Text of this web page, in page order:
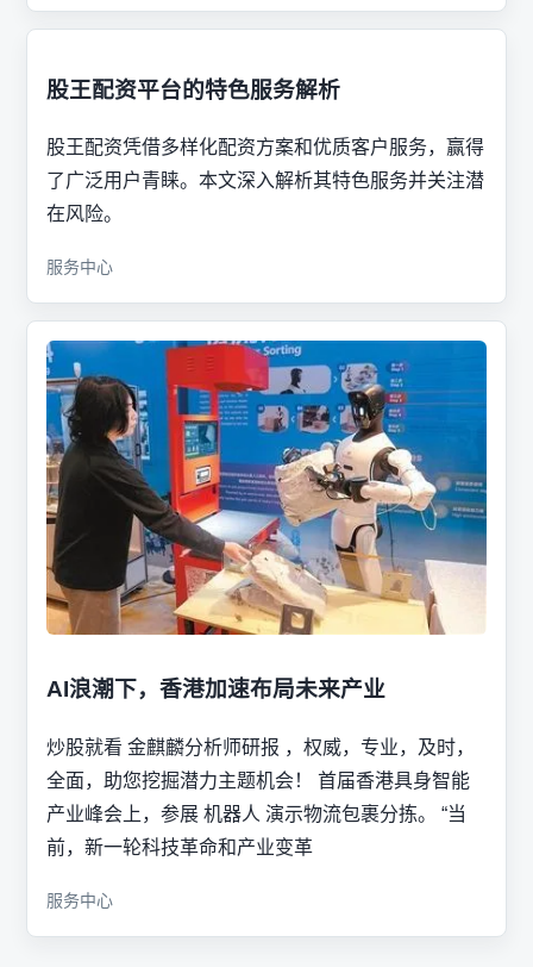
股王配资平台的特色服务解析
股王配资凭借多样化配资方案和优质客户服务，赢得
了广泛用户青睐。本文深入解析其特色服务并关注潜
在风险。
服务中心
AI浪潮下，香港加速布局未来产业
炒股就看 金麒麟分析师研报 ，权威，专业，及时，
全面，助您挖掘潜力主题机会！ 首届香港具身智能
产业峰会上，参展 机器人 演示物流包裹分拣。 “当
前，新一轮科技革命和产业变革
服务中心